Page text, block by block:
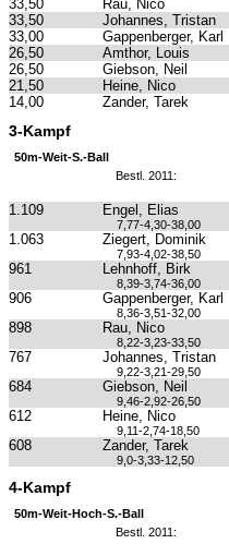
33,50
Rau, Nico
33,50
Johannes, Tristan
33,00
Gappenberger, Karl
26,50
Amthor, Louis
26,50
Giebson, Neil
21,50
Heine, Nico
14,00
Zander, Tarek
3-Kampf
50m-Weit-S.-Ball
Bestl. 2011:
1.109 Engel, Elias
7,77-4,30-38,00
1.063 Ziegert, Dominik
7,93-4,02-38,50
961 Lehnhoff, Birk
8,39-3,74-36,00
906 Gappenberger, Karl
8,36-3,51-32,00
898 Rau, Nico
8,22-3,23-33,50
767 Johannes, Tristan
9,22-3,21-29,50
684 Giebson, Neil
9,46-2,92-26,50
612 Heine, Nico
9,11-2,74-18,50
608 Zander, Tarek
9,0-3,33-12,50
4-Kampf
50m-Weit-Hoch-S.-Ball
Bestl. 2011: